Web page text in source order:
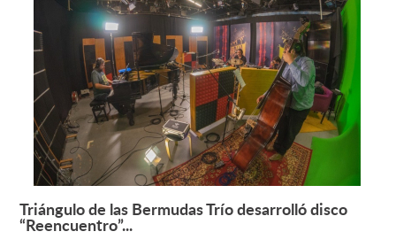
Leer más +
Triángulo de las Bermudas Trío desarrolló disco
“Reencuentro”...